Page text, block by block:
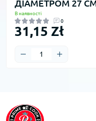
ДІАМЕТРОМ 27
В наявності
0
31,15 Zł